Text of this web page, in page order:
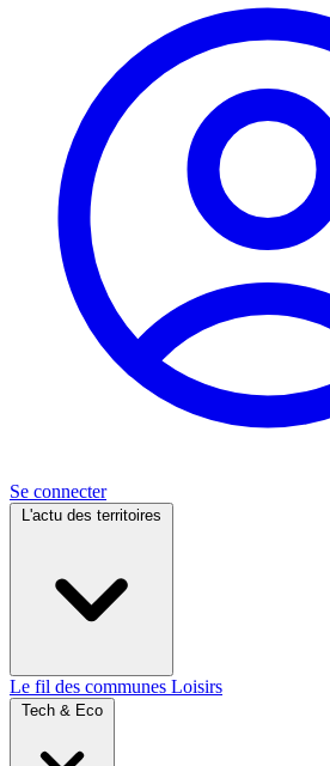
Se connecter
L'actu des territoires
Le fil des communes Loisirs
Tech & Eco